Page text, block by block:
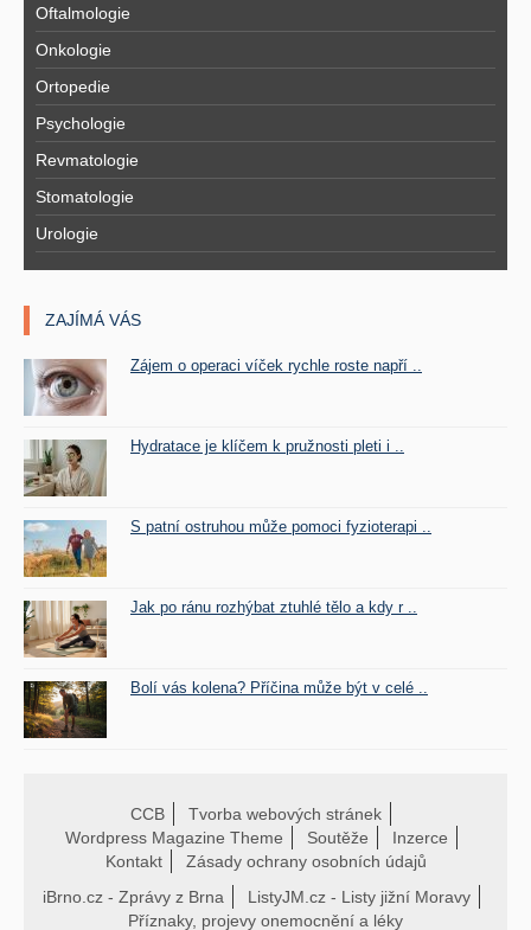
Oftalmologie
Onkologie
Ortopedie
Psychologie
Revmatologie
Stomatologie
Urologie
ZAJÍMÁ VÁS
Zájem o operaci víček rychle roste napří ..
Hydratace je klíčem k pružnosti pleti i ..
S patní ostruhou může pomoci fyzioterapi ..
Jak po ránu rozhýbat ztuhlé tělo a kdy r ..
Bolí vás kolena? Příčina může být v celé ..
CCB
Tvorba webových stránek
Wordpress Magazine Theme
Soutěže
Inzerce
Kontakt
Zásady ochrany osobních údajů
iBrno.cz - Zprávy z Brna
ListyJM.cz - Listy jižní Moravy
Příznaky, projevy onemocnění a léky